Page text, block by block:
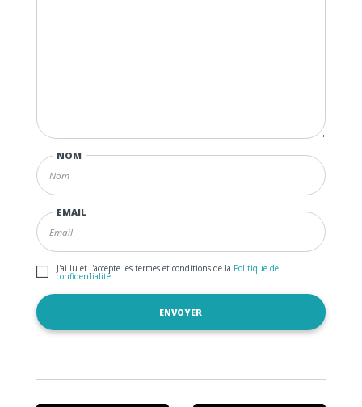
NOM
EMAIL
J'ai lu et j'accepte les termes et conditions de la Politique de
confidentialité